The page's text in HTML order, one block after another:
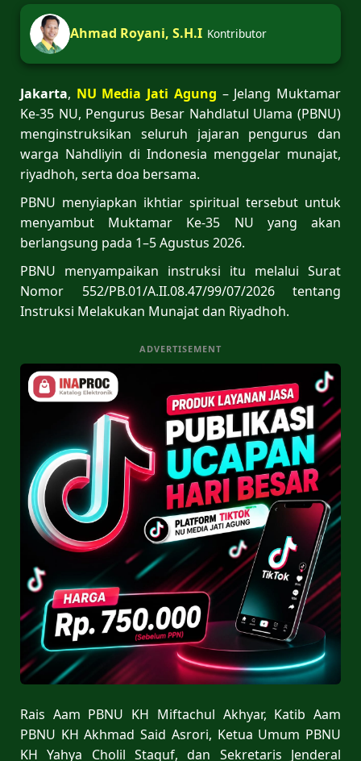
Ahmad Royani, S.H.I Kontributor
Jakarta, NU Media Jati Agung – Jelang Muktamar
Ke-35 NU, Pengurus Besar Nahdlatul Ulama (PBNU)
menginstruksikan seluruh jajaran pengurus dan
warga Nahdliyin di Indonesia menggelar munajat,
riyadhoh, serta doa bersama.
PBNU menyiapkan ikhtiar spiritual tersebut untuk
menyambut Muktamar Ke-35 NU yang akan
berlangsung pada 1–5 Agustus 2026.
PBNU menyampaikan instruksi itu melalui Surat
Nomor 552/PB.01/A.II.08.47/99/07/2026 tentang
Instruksi Melakukan Munajat dan Riyadhoh.
ADVERTISEMENT
Rais Aam PBNU KH Miftachul Akhyar, Katib Aam
PBNU KH Akhmad Said Asrori, Ketua Umum PBNU
KH Yahya Cholil Staquf, dan Sekretaris Jenderal